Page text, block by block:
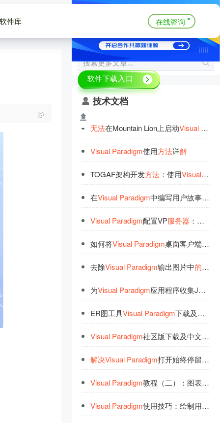
件库 在线咨询
技术文档
无法在Mountain Lion上启动Visual
Visual Paradigm使用方法详解
TOGAF架构开发方法：使用Visual
在Visual Paradigm中编写用户故事的
Visual Paradigm配置VP服务器 ：更新模块仅提供特定版本更新
如何将Visual Paradigm桌面客户端连
去除Visual Paradigm输出图片中的水印
为Visual Paradigm应用程序收集JVM线程转储
ER图工具Visual Paradigm下载及设置中文
Visual Paradigm社区版下载及中文菜单设置
解决Visual Paradigm打开始终停留在“Initializing Environment”
Visual Paradigm教程（二）：图表编辑
Visual Paradigm使用技巧：绘制用户故事